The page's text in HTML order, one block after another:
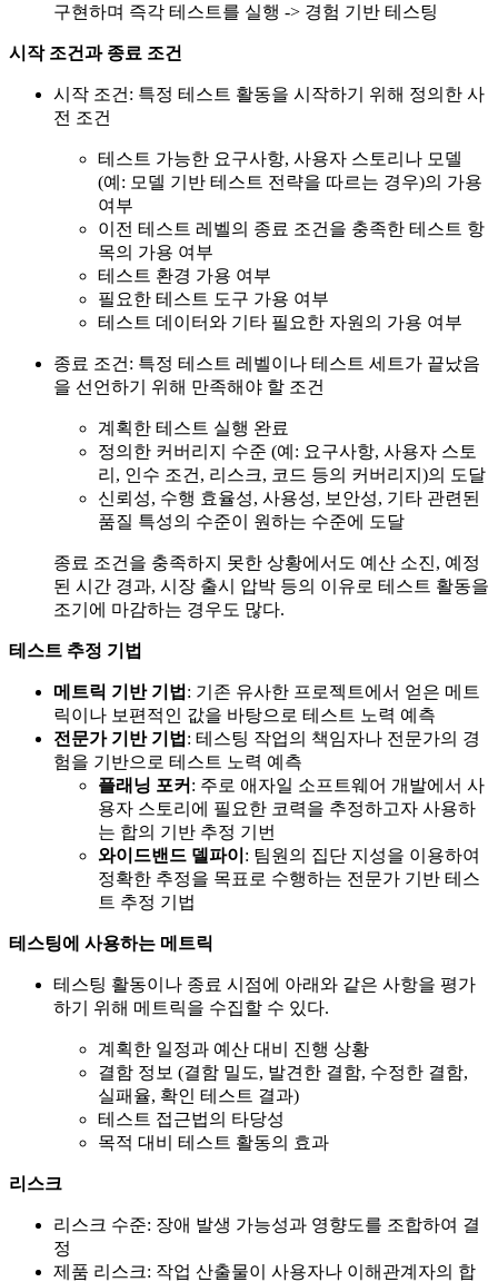
구현하며 즉각 테스트를 실행 -> 경험 기반 테스팅
시작 조건과 종료 조건
시작 조건: 특정 테스트 활동을 시작하기 위해 정의한 사
전 조건
테스트 가능한 요구사항, 사용자 스토리나 모델
(예: 모델 기반 테스트 전략을 따르는 경우)의 가용
여부
이전 테스트 레벨의 종료 조건을 충족한 테스트 항
목의 가용 여부
테스트 환경 가용 여부
필요한 테스트 도구 가용 여부
테스트 데이터와 기타 필요한 자원의 가용 여부
종료 조건: 특정 테스트 레벨이나 테스트 세트가 끝났음
을 선언하기 위해 만족해야 할 조건
계획한 테스트 실행 완료
정의한 커버리지 수준 (예: 요구사항, 사용자 스토
리, 인수 조건, 리스크, 코드 등의 커버리지)의 도달
신뢰성, 수행 효율성, 사용성, 보안성, 기타 관련된
품질 특성의 수준이 원하는 수준에 도달
종료 조건을 충족하지 못한 상황에서도 예산 소진, 예정
된 시간 경과, 시장 출시 압박 등의 이유로 테스트 활동을
조기에 마감하는 경우도 많다.
테스트 추정 기법
메트릭 기반 기법 : 기존 유사한 프로젝트에서 얻은 메트
릭이나 보편적인 값을 바탕으로 테스트 노력 예측
전문가 기반 기법 : 테스팅 작업의 책임자나 전문가의 경
험을 기반으로 테스트 노력 예측
플래닝 포커 : 주로 애자일 소프트웨어 개발에서 사
용자 스토리에 필요한 코력을 추정하고자 사용하
는 합의 기반 추정 기번
와이드밴드 델파이 : 팀원의 집단 지성을 이용하여
정확한 추정을 목표로 수행하는 전문가 기반 테스
트 추정 기법
테스팅에 사용하는 메트릭
테스팅 활동이나 종료 시점에 아래와 같은 사항을 평가
하기 위해 메트릭을 수집할 수 있다.
계획한 일정과 예산 대비 진행 상황
결함 정보 (결함 밀도, 발견한 결함, 수정한 결함,
실패율, 확인 테스트 결과)
테스트 접근법의 타당성
목적 대비 테스트 활동의 효과
리스크
리스크 수준: 장애 발생 가능성과 영향도를 조합하여 결
정
제품 리스크: 작업 산출물이 사용자나 이해관계자의 합